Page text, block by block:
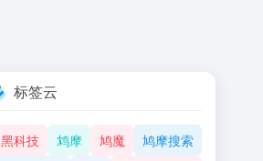
标签云
黑科技 鸩摩 鸠魔
鸠摩搜索